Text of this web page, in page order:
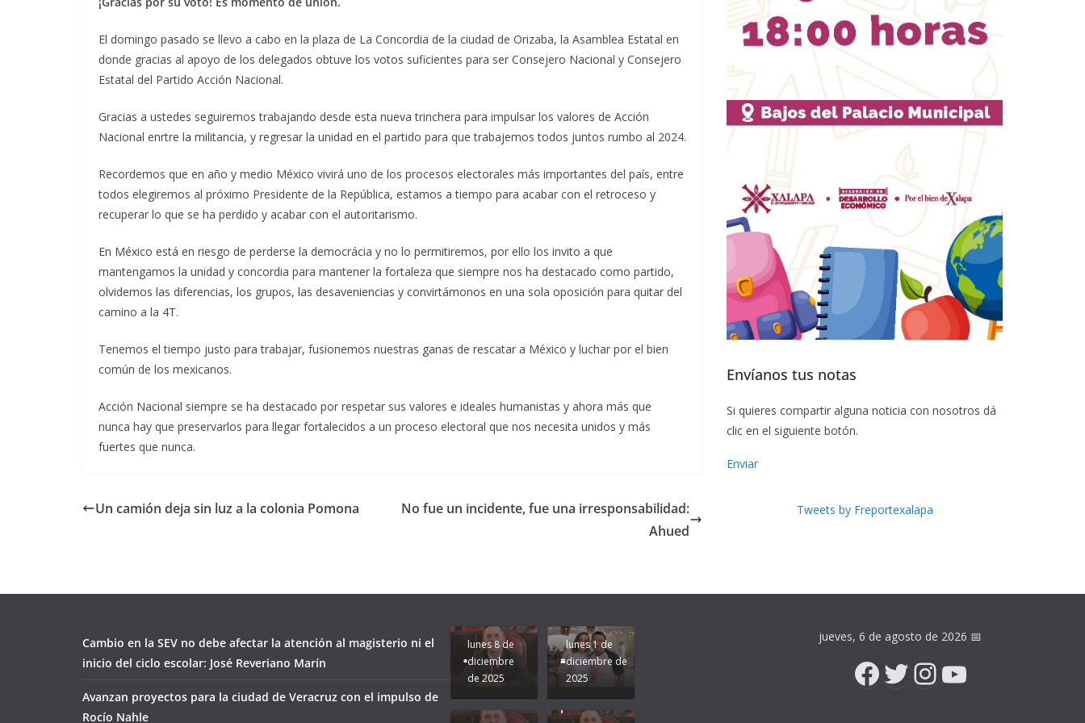
El domingo pasado se llevo a cabo en la plaza de La Concordia de la ciudad de Orizaba, la Asamblea Estatal en
donde gracias al apoyo de los delegados obtuve los votos suficientes para ser Consejero Nacional y Consejero
Estatal del Partido Acción Nacional.
Gracias a ustedes seguiremos trabajando desde esta nueva trinchera para impulsar los valores de Acción
Nacional enrtre la militancia, y regresar la unidad en el partido para que trabajemos todos juntos rumbo al 2024.
Recordemos que en año y medio México vivirá uno de los procesos electorales más importantes del país, entre
todos elegiremos al próximo Presidente de la República, estamos a tiempo para acabar con el retroceso y
recuperar lo que se ha perdido y acabar con el autoritarismo.
En México está en riesgo de perderse la democrácia y no lo permitiremos, por ello los invito a que
mantengamos la unidad y concordia para mantener la fortaleza que siempre nos ha destacado como partido,
olvidemos las diferencias, los grupos, las desaveniencias y convirtámonos en una sola oposición para quitar del
camino a la 4T.
Tenemos el tiempo justo para trabajar, fusionemos nuestras ganas de rescatar a México y luchar por el bien
común de los mexicanos.
Acción Nacional siempre se ha destacado por respetar sus valores e ideales humanistas y ahora más que
nunca hay que preservarlos para llegar fortalecidos a un proceso electoral que nos necesita unidos y más
fuertes que nunca.
Un camión deja sin luz a la colonia Pomona
No fue un incidente, fue una irresponsabilidad:
Ahued
Envíanos tus notas
Si quieres compartir alguna noticia con nosotros dá
clic en el siguiente botón.
Enviar
Tweets by Freportexalapa
Cambio en la SEV no debe afectar la atención al magisterio ni el
inicio del ciclo escolar: José Reveriano Marín
Avanzan proyectos para la ciudad de Veracruz con el impulso de
Rocío Nahle
lunes 8 de
diciembre
de 2025
lunes 1 de
diciembre de
2025
Apoyo y
Seguimos la
Ruta que
Marca
Nuestra
Rocío Nahle.
Pongamos
de moda;
San
Andrés
Tuxtla
presente.
jueves, 6 de agosto de 2026 📅
Facebook
Twitter
Instagram
YouTube